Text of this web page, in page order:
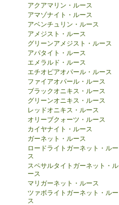
アクアマリン・ルース
アマゾナイト・ルース
アベンチュリン・ルース
アメジスト・ルース
グリーンアメジスト・ルース
アパタイト・ルース
エメラルド・ルース
エチオピアオパール・ルース
ファイアオパール・ルース
ブラックオニキス・ルース
グリーンオニキス・ルース
レッドオニキス・ルース
オリーブクォーツ・ルース
カイヤナイト・ルース
ガーネット・ルース
ロードライトガーネット・ルー
ス
スペサルタイトガーネット・ル
ース
マリガーネット・ルース
ツァボライトガーネット・ルー
ス